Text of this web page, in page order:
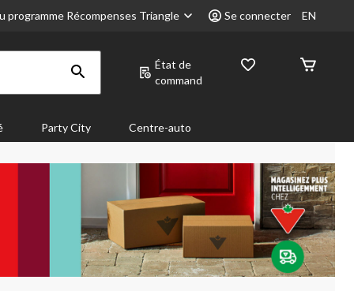
programme Récompenses Triangle Se connecter EN
État de
command
Party City Centre-auto